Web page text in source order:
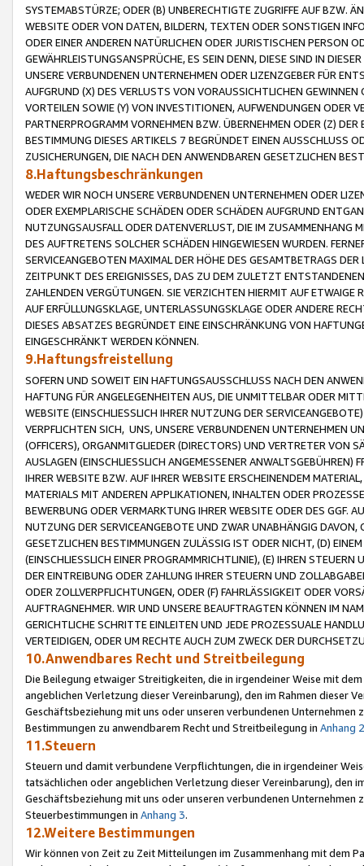
SYSTEMABSTÜRZE; ODER (B) UNBERECHTIGTE ZUGRIFFE AUF BZW.
WEBSITE ODER VON DATEN, BILDERN, TEXTEN ODER SONSTIGEN
ODER EINER ANDEREN NATÜRLICHEN ODER JURISTISCHEN PERSON
GEWÄHRLEISTUNGSANSPRÜCHE, ES SEIN DENN, DIESE SIND IN
UNSERE VERBUNDENEN UNTERNEHMEN ODER LIZENZGEBER FÜR
AUFGRUND (X) DES VERLUSTS VON VORAUSSICHTLICHEN
VORTEILEN SOWIE (Y) VON INVESTITIONEN, AUFWENDUNGEN ODER
PARTNERPROGRAMM VORNEHMEN BZW. ÜBERNEHMEN ODER (Z)
BESTIMMUNG DIESES ARTIKELS 7 BEGRÜNDET EINEN AUSSCHLUSS
ZUSICHERUNGEN, DIE NACH DEN ANWENDBAREN GESETZLICHEN
8.Haftungsbeschränkungen
WEDER WIR NOCH UNSERE VERBUNDENEN UNTERNEHMEN ODER
ODER EXEMPLARISCHE SCHÄDEN ODER SCHÄDEN AUFGRUND
NUTZUNGSAUSFALL ODER DATENVERLUST, DIE IM ZUSAMMENHANG
DES AUFTRETENS SOLCHER SCHÄDEN HINGEWIESEN WURDEN.
SERVICEANGEBOTEN MAXIMAL DER HÖHE DES GESAMTBETRAGS
ZEITPUNKT DES EREIGNISSES, DAS ZU DEM ZULETZT
ZAHLENDEN VERGÜTUNGEN. SIE VERZICHTEN HIERMIT AUF
AUF ERFÜLLUNGSKLAGE, UNTERLASSUNGSKLAGE ODER ANDERE
DIESES ABSATZES BEGRÜNDET EINE EINSCHRÄNKUNG VON
EINGESCHRÄNKT WERDEN KÖNNEN.
9.Haftungsfreistellung
SOFERN UND SOWEIT EIN HAFTUNGSAUSSCHLUSS NACH DEN
HAFTUNG FÜR ANGELEGENHEITEN AUS, DIE UNMITTELBAR ODER
WEBSITE (EINSCHLIESSLICH IHRER NUTZUNG DER
VERPFLICHTEN SICH, UNS, UNSERE VERBUNDENEN UNTERNEHMEN
(OFFICERS), ORGANMITGLIEDER (DIRECTORS) UND VERTRETER VON
AUSLAGEN (EINSCHLIESSLICH ANGEMESSENER
IHRER WEBSITE BZW. AUF IHRER WEBSITE ERSCHEINENDEM
MATERIALS MIT ANDEREN APPLIKATIONEN, INHALTEN ODER
BEWERBUNG ODER VERMARKTUNG IHRER WEBSITE ODER DES GGF.
NUTZUNG DER SERVICEANGEBOTE UND ZWAR UNABHÄNGIG
GESETZLICHEN BESTIMMUNGEN ZULÄSSIG IST ODER NICHT, (D)
(EINSCHLIESSLICH EINER PROGRAMMRICHTLINIE), (E) IHREN
DER EINTREIBUNG ODER ZAHLUNG IHRER STEUERN UND
ODER ZOLLVERPFLICHTUNGEN, ODER (F) FAHRLÄSSIGKEIT ODER
AUFTRAGNEHMER. WIR UND UNSERE BEAUFTRAGTEN KÖNNEN IM
GERICHTLICHE SCHRITTE EINLEITEN UND JEDE PROZESSUALE
VERTEIDIGEN, ODER UM RECHTE AUCH ZUM ZWECK DER
10.Anwendbares Recht und Streitbeilegung
Die Beilegung etwaiger Streitigkeiten, die in irgendeiner Weise mit
angeblichen Verletzung dieser Vereinbarung), den im Rahmen dieser
Geschäftsbeziehung mit uns oder unseren verbundenen
Bestimmungen zu anwendbarem Recht und Streitbeilegung in Anhang 2
11.Steuern
Steuern und damit verbundene Verpflichtungen, die in irgendeiner
tatsächlichen oder angeblichen Verletzung dieser Vereinbarung), den
Geschäftsbeziehung mit uns oder unseren verbundenen
Steuerbestimmungen in Anhang 3.
12.Weitere Bestimmungen
Wir können von Zeit zu Zeit Mitteilungen im Zusammenhang mit dem